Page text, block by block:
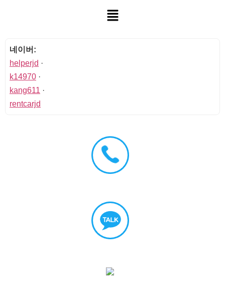
네이버:
helperjd ·
k14970 ·
kang611 ·
rentcarjd